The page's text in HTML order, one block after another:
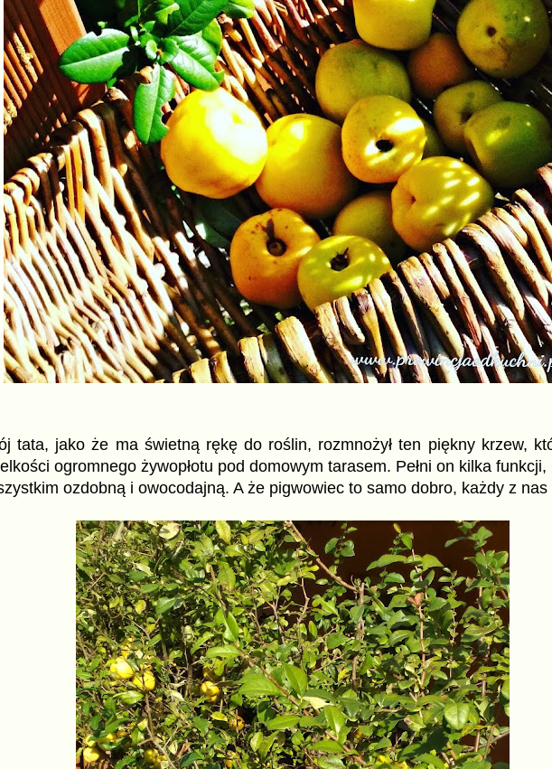
tata, jako że ma świetną rękę do roślin, rozmnożył ten piękny krzew,
ogromnego żywopłotu pod domowym tarasem. Pełni on kilka funkcji,
ozdobną i owocodajną. A że pigwowiec to samo dobro, każdy z nas